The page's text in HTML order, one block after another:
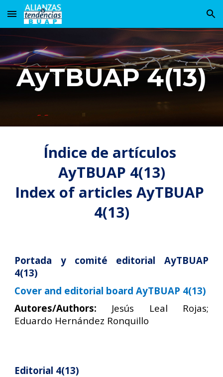
Skip to main content Skip to navigation
AyTBUAP 4(13)
Índice de artículos
AyTBUAP 4(13)
Index of articles AyTBUAP
4(13)
Portada y comité editorial AyTBUAP
4(13)
Cover and editorial board AyTBUAP 4(13)
Autores/Authors: Jesús Leal Rojas;
Eduardo Hernández Ronquillo
Editorial 4(13)